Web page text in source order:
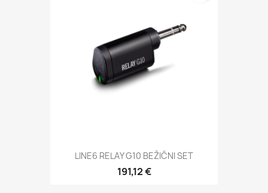
LINE6 RELAY G10 BEŽIČNI SET
191,12 €